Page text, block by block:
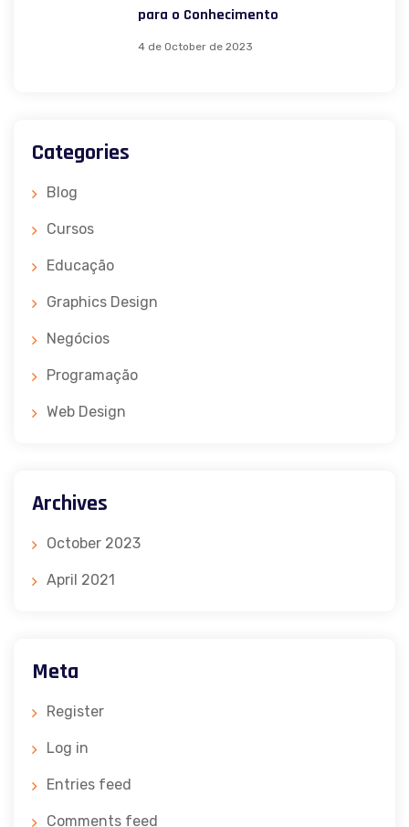
para o Conhecimento
4 de October de 2023
Categories
Blog
Cursos
Educação
Graphics Design
Negócios
Programação
Web Design
Archives
October 2023
April 2021
Meta
Register
Log in
Entries feed
Comments feed